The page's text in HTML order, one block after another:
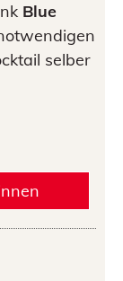
Blue
selber